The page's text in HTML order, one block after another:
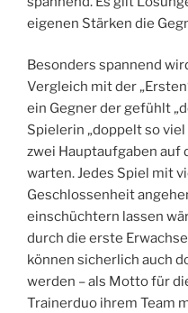
eigenen Stärken die
Besonders spannend
Vergleich mit der
ein Gegner der gefühlt
Spielerin „doppelt so
zwei Hauptaufgaben auf
warten. Jedes Spiel mit
Geschlossenheit
einschüchtern lassen
durch die erste
können sicherlich auch
werden – als Motto für
Trainerduo ihrem Team